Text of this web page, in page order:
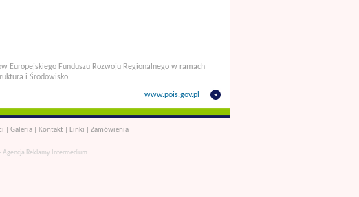
Europejskiego Funduszu Rozwoju Regionalnego w ramach
i Środowisko
www.pois.gov.pl
Galeria| Kontakt| Linki Zamówienia
Agencja Reklamy Intermedium